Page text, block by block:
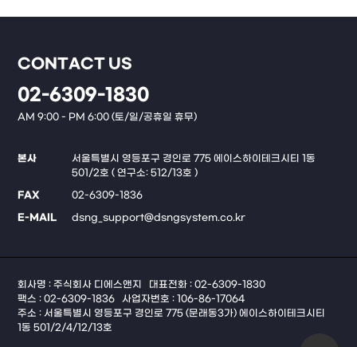
CONTACT US
02-6309-1830
AM 9:00 - PM 6:00 (토/일/공휴일 휴무)
본사
서울특별시 영등포구 경인로 775 에이스하이테크시티 1동
501/2호 ( 연구소: 512/13호 )
FAX
02-6309-1836
E-MAIL
dsng_support@dsngsystem.co.kr
회사명 : 주식회사 디에스앤지
대표전화 : 02-6309-1830
팩스 : 02-6309-1836
사업자번호 : 106-86-17064
주소 : 서울특별시 영등포구 경인로 775 (문래동3가) 에이스하이테크시티
1동 501/2/4/12/13호